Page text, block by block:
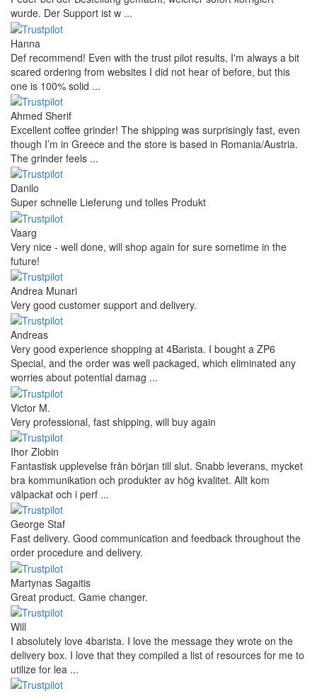
wurde. Der Support ist w ...
Hanna
Def recommend! Even with the trust pilot results, I'm always a bit
scared ordering from websites I did not hear of before, but this
one is 100% solid ...
Ahmed Sherif
Excellent coffee grinder! The shipping was surprisingly fast, even
though I’m in Greece and the store is based in Romania/Austria.
The grinder feels ...
Danilo
Super schnelle Lieferung und tolles Produkt
Vaarg
Very nice - well done, will shop again for sure sometime in the
future!
Andrea Munari
Very good customer support and delivery.
Andreas
Very good experience shopping at 4Barista. I bought a ZP6
Special, and the order was well packaged, which eliminated any
worries about potential damag ...
Victor M.
Very professional, fast shipping, will buy again
Ihor Zlobin
Fantastisk upplevelse från början till slut. Snabb leverans, mycket
bra kommunikation och produkter av hög kvalitet. Allt kom
välpackat och i perf ...
George Staf
Fast delivery. Good communication and feedback throughout the
order procedure and delivery.
Martynas Sagaitis
Great product. Game changer.
Will
I absolutely love 4barista. I love the message they wrote on the
delivery box. I love that they compiled a list of resources for me to
utilize for lea ...